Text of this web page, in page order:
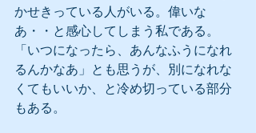
かせきっている人がいる。偉いな
あ・・と感心してしまう私である。
「いつになったら、あんなふうになれ
るんかなあ」とも思うが、別になれな
くてもいいか、と冷め切っている部分
もある。